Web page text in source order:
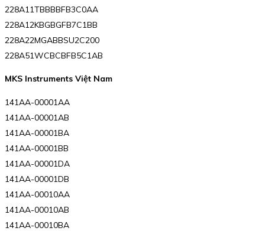
228A11TBBBBFB3C0AA
228A12KBGBGFB7C1BB
228A22MGABBSU2C200
228A51WCBCBFB5C1AB
MKS Instruments Việt Nam
141AA-00001AA
141AA-00001AB
141AA-00001BA
141AA-00001BB
141AA-00001DA
141AA-00001DB
141AA-00010AA
141AA-00010AB
141AA-00010BA